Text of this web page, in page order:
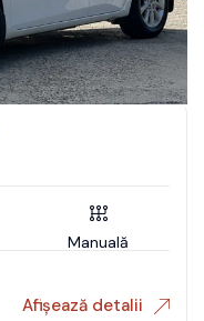
Manuală
Afișează detalii